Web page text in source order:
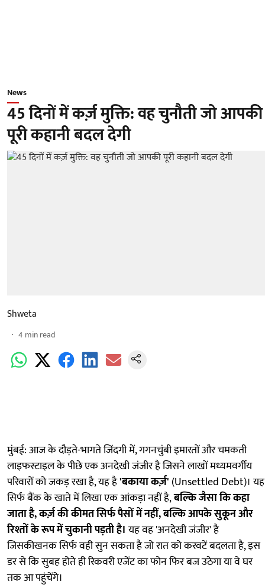
News
45 दिनों में कर्ज़ मुक्ति: वह चुनौती जो आपकी
पूरी कहानी बदल देगी
Shweta
4 min read
मुंबई: आज के दौड़ते-भागते जिंदगी में, गगनचुंबी इमारतों और चमकती
लाइफस्टाइल के पीछे एक अनदेखी जंजीर है जिसने लाखों मध्यमवर्गीय
परिवारों को जकड़ रखा है, यह है'बकाया कर्ज़' (Unsettled Debt)। यह
सिर्फ बैंक के खाते में लिखा एक आंकड़ा नहीं है,बल्कि जैसा कि कहा
जाता है, कर्ज़ की कीमत सिर्फ पैसों में नहीं, बल्कि आपके सुकून और
रिश्तों के रूप में चुकानी पड़ती है।यह वह 'अनदेखी जंजीर' है
जिसकीखनक सिर्फ वही सुन सकता है जो रात को करवटें बदलता है, इस
डर से कि सुबह होते ही रिकवरी एजेंट का फोन फिर बज उठेगा या वे घर
तक आ पहुंचेंगे।